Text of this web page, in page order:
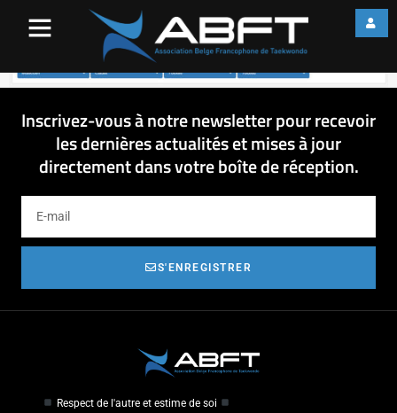
cadets
Inscrivez-vous à notre newsletter pour recevoir
les dernières actualités et mises à jour
directement dans votre boîte de réception.
S'ENREGISTRER
Respect de l'autre et estime de soi